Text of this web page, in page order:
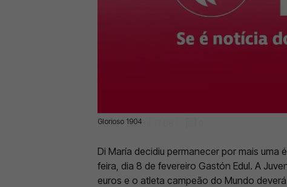
Glorioso 1904
08 Fev 2023 | 17:08 |
Di María decidiu permanecer por mais
feira, dia 8 de fevereiro Gastón Edul. A
euros e o atleta campeão do Mundo